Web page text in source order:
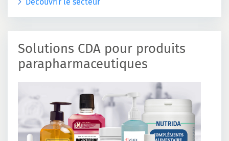
Découvrir le secteur
Solutions CDA pour produits
parapharmaceutiques